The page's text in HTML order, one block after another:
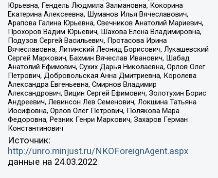
Юрьевна, Гендель Людмила Залмановна, Кокорина
Екатерина Алексеевна, Шуманов Илья Вячеславович,
Арапова Галина Юрьевна, Свечников Анатолий Мариевич,
Прохоров Вадим Юрьевич, Шахова Елена Владимировна,
Подузов Сергей Васильевич, Протасова Ирина
Вячеславовна, Литинский Леонид Борисович, Лукашевский
Сергей Маркович, Бахмин Вячеслав Иванович, Шабад
Анатолий Ефимович, Сухих Дарья Николаевна, Орлов Олег
Петрович, Добровольская Анна Дмитриевна, Королева
Александра Евгеньевна, Смирнов Владимир
Александрович, Вицин Сергей Ефимович, Золотухин Борис
Андреевич, Левинсон Лев Семенович, Локшина Татьяна
Иосифовна, Орлов Олег Петрович, Полякова Мара
Федоровна, Резник Генри Маркович, Захаров Герман
Константинович
Источник:
http://unro.minjust.ru/NKOForeignAgent.aspx
данные на 24.03.2022